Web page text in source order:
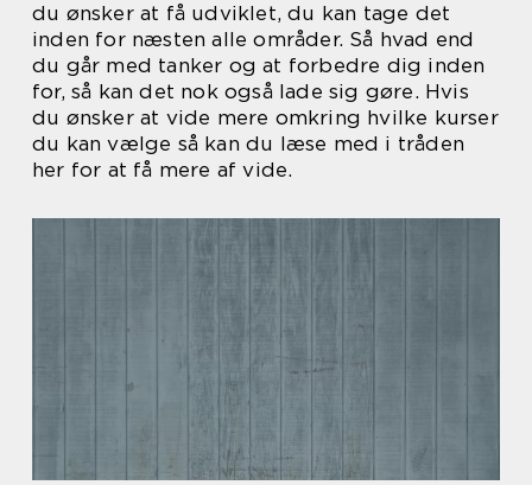
du ønsker at få udviklet, du kan tage det
inden for næsten alle områder. Så hvad end
du går med tanker og at forbedre dig inden
for, så kan det nok også lade sig gøre. Hvis
du ønsker at vide mere omkring hvilke kurser
du kan vælge så kan du læse med i tråden
her for at få mere af vide.